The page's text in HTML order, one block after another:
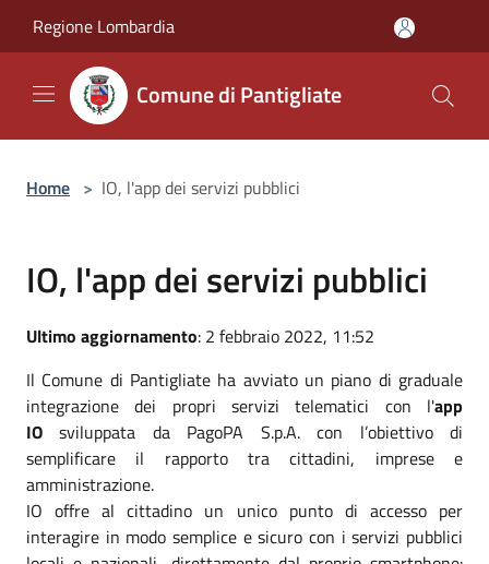
Regione Lombardia
Comune di Pantigliate
Home > IO, l'app dei servizi pubblici
IO, l'app dei servizi pubblici
Ultimo aggiornamento: 2 febbraio 2022, 11:52
Il Comune di Pantigliate ha avviato un piano di graduale
integrazione dei propri servizi telematici con l'app
IOsviluppata da PagoPA S.p.A. con l’obiettivo di
semplificare il rapporto tra cittadini, imprese e
amministrazione.
IO offre al cittadino un unico punto di accesso per
interagire in modo semplice e sicuro con i servizi pubblici